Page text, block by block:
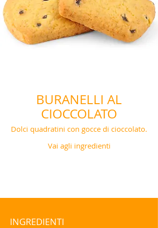
BURANELLI AL
CIOCCOLATO
Dolci quadratini con gocce di cioccolato.
Vai agli ingredienti
INGREDIENTI